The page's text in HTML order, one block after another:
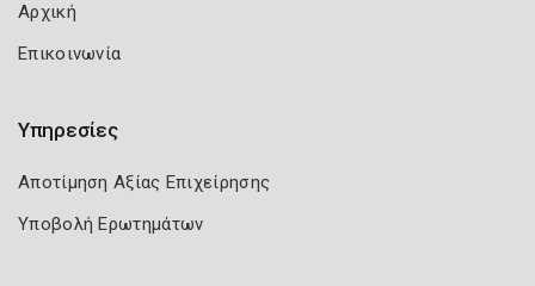
Αρχική
Επικοινωνία
Υπηρεσίες
Αποτίμηση Αξίας Επιχείρησης
Υποβολή Ερωτημάτων